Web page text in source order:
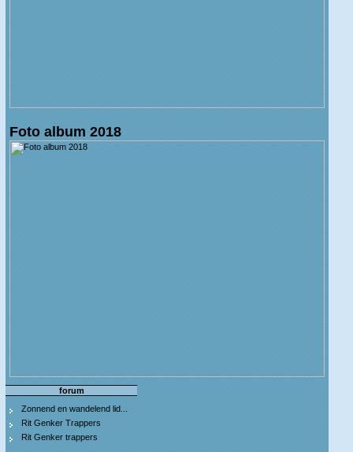
Foto album 2018
forum
Zonnend en wandelend lid...
Rit Genker Trappers
Rit Genker trappers